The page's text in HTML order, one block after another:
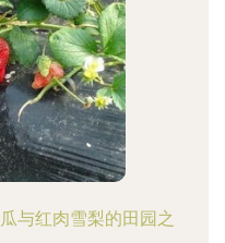
与红肉雪梨的田园之